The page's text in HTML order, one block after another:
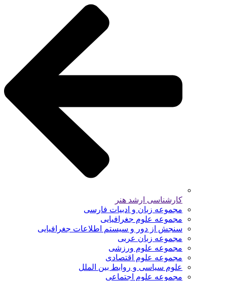
کارشناسی ارشد هنر
مجموعه زبان و ادبیات فارسی
مجموعه علوم جغرافیایی
سنجش از دور و سیستم اطلاعات جغرافیایی
مجموعه زبان عربی
مجموعه علوم ورزشی
مجموعه علوم اقتصادی
علوم سیاسی و روابط بین الملل
مجموعه علوم اجتماعی